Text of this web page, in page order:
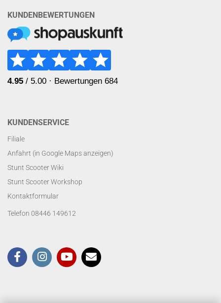
KUNDENBEWERTUNGEN
KUNDENSERVICE
Filiale
Anfahrt (in Google Maps anzeigen)
Stunt Scooter Wiki
Stunt Scooter Workshop
Kontaktformular
Telefon 08446 149612